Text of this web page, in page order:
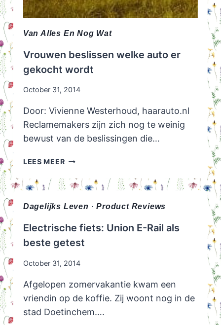
Van Alles En Nog Wat
Vrouwen beslissen welke auto er
gekocht wordt
October 31, 2014
Door: Vivienne Westerhoud, haarauto.nl
Reclamemakers zijn zich nog te weinig
bewust van de beslissingen die…
LEES MEERVROUWEN
WELKE
ER
WORDT
Dagelijks Leven ·Product Reviews
Electrische fiets: Union E-Rail als
beste getest
October 31, 2014
Afgelopen zomervakantie kwam een
vriendin op de koffie. Zij woont nog in de
stad Doetinchem….